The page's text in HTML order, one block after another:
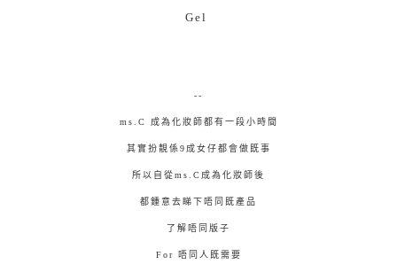
Gel
--
ms.C 成為化妝師都有一段小時間
其實扮靚係9成女仔都會做既事
所以自從ms.C成為化妝師後
都鍾意去睇下唔同既產品
了解唔同版子
For 唔同人既需要